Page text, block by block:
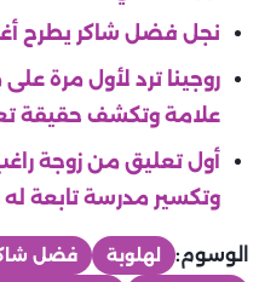
نجل فضل شاكر يطرح
روجينا ترد لأول مرة
علامة وتكشف حقيقة
أول تعليق من زوجة
وتكسير مدرسة تابعة له
الوسوم: لهلوبة فضل